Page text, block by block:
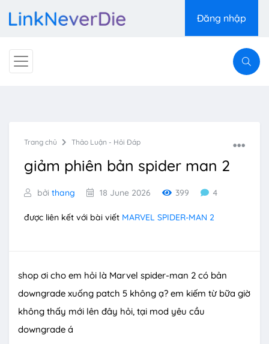
Đăng nhập
Trang chủ Thảo Luận - Hỏi Đáp
giảm phiên bản spider man 2
bởi thang 18 June 2026 399 4
được liên kết với bài viết MARVEL SPIDER-MAN 2
shop ơi cho em hỏi là Marvel spider-man 2 có bản
downgrade xuống patch 5 không ạ? em kiếm từ bữa giờ
không thấy mới lên đây hỏi, tại mod yêu cầu
downgrade á